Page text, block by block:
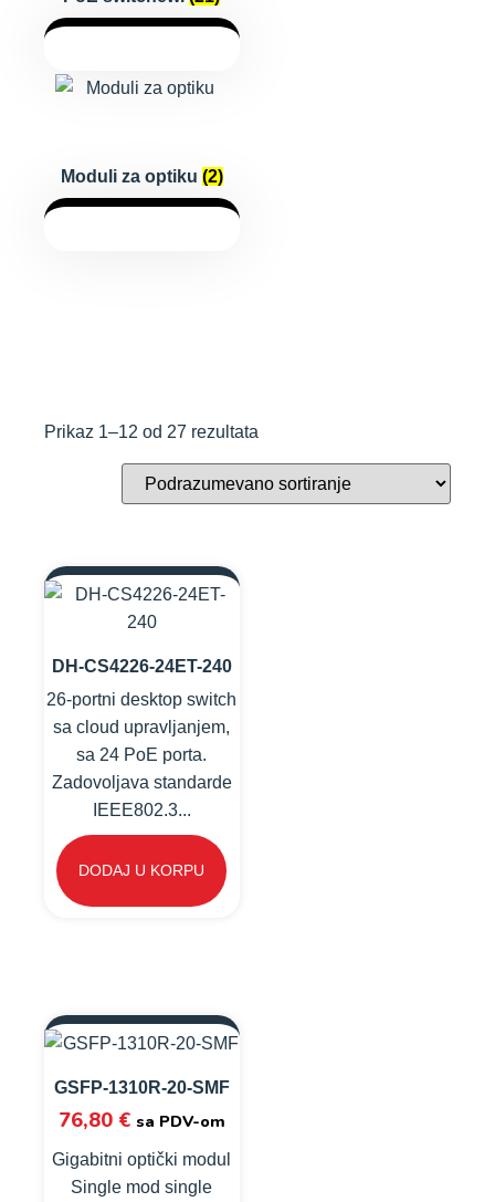
Moduli za optiku (2)
Prikaz 1–12 od 27 rezultata
DH-CS4226-24ET-240
26-portni desktop switch
sa cloud upravljanjem,
sa 24 PoE porta.
Zadovoljava standarde
IEEE802.3...
DODAJ U KORPU
GSFP-1310R-20-SMF
76,80 € sa PDV-om
Gigabitni optički modul
Single mod single